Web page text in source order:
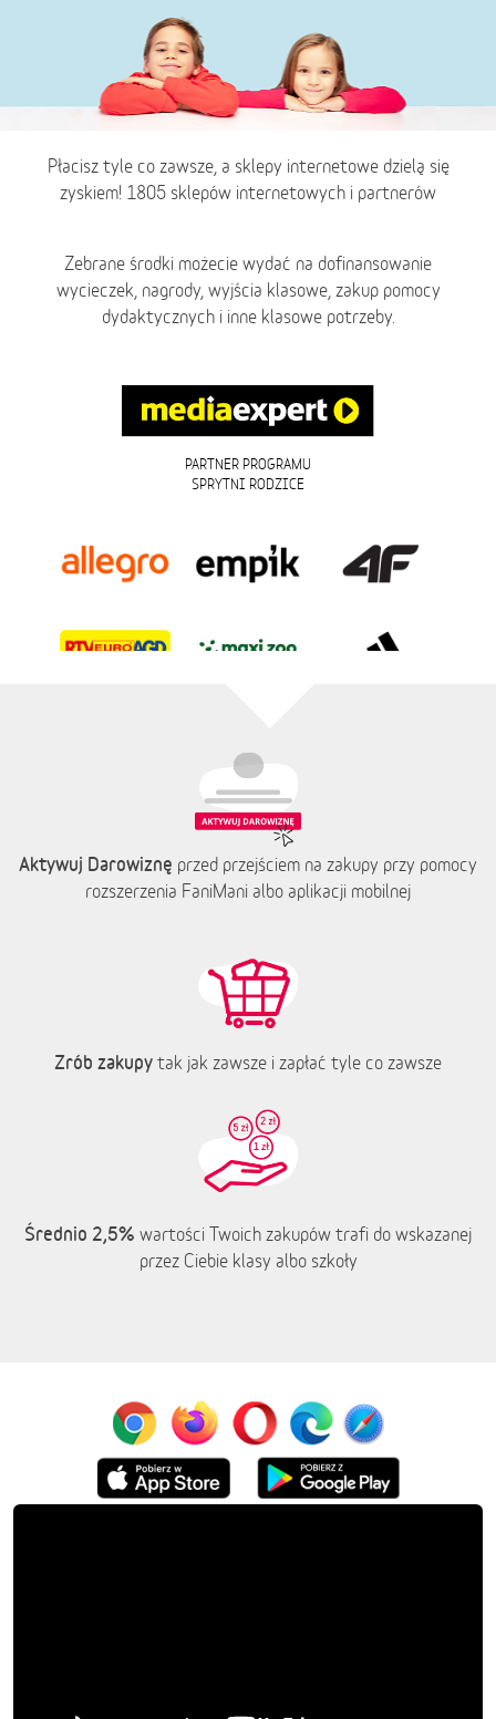
Płacisz tyle co zawsze, a sklepy internetowe dzielą się
zyskiem! 1805 sklepów internetowych i partnerów
Zebrane środki możecie wydać na dofinansowanie
wycieczek, nagrody, wyjścia klasowe, zakup pomocy
dydaktycznych i inne klasowe potrzeby.
PARTNER PROGRAMU
SPRYTNI RODZICE
Aktywuj Darowiznę przed przejściem na zakupy przy pomocy
rozszerzenia FaniMani albo aplikacji mobilnej
Zrób zakupy tak jak zawsze i zapłać tyle co zawsze
Średnio 2,5% wartości Twoich zakupów trafi do wskazanej
przez Ciebie klasy albo szkoły